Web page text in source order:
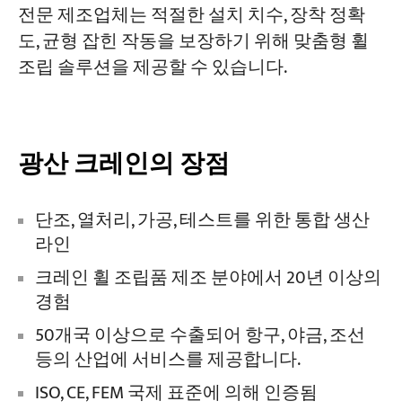
전문 제조업체는 적절한 설치 치수, 장착 정확
도, 균형 잡힌 작동을 보장하기 위해 맞춤형 휠
조립 솔루션을 제공할 수 있습니다.
광산 크레인의 장점
단조, 열처리, 가공, 테스트를 위한 통합 생산
라인
크레인 휠 조립품 제조 분야에서 20년 이상의
경험
50개국 이상으로 수출되어 항구, 야금, 조선
등의 산업에 서비스를 제공합니다.
ISO, CE, FEM 국제 표준에 의해 인증됨